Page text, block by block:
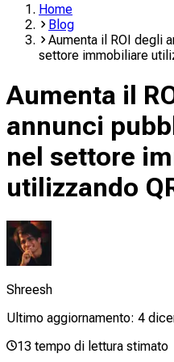
Home
Blog
Aumenta il ROI degli
settore immobiliare
Aumenta il
annunci
nel settore
utilizzando
Shreesh
Ultimo aggiornamento: 4
13 tempo di lettura stimato